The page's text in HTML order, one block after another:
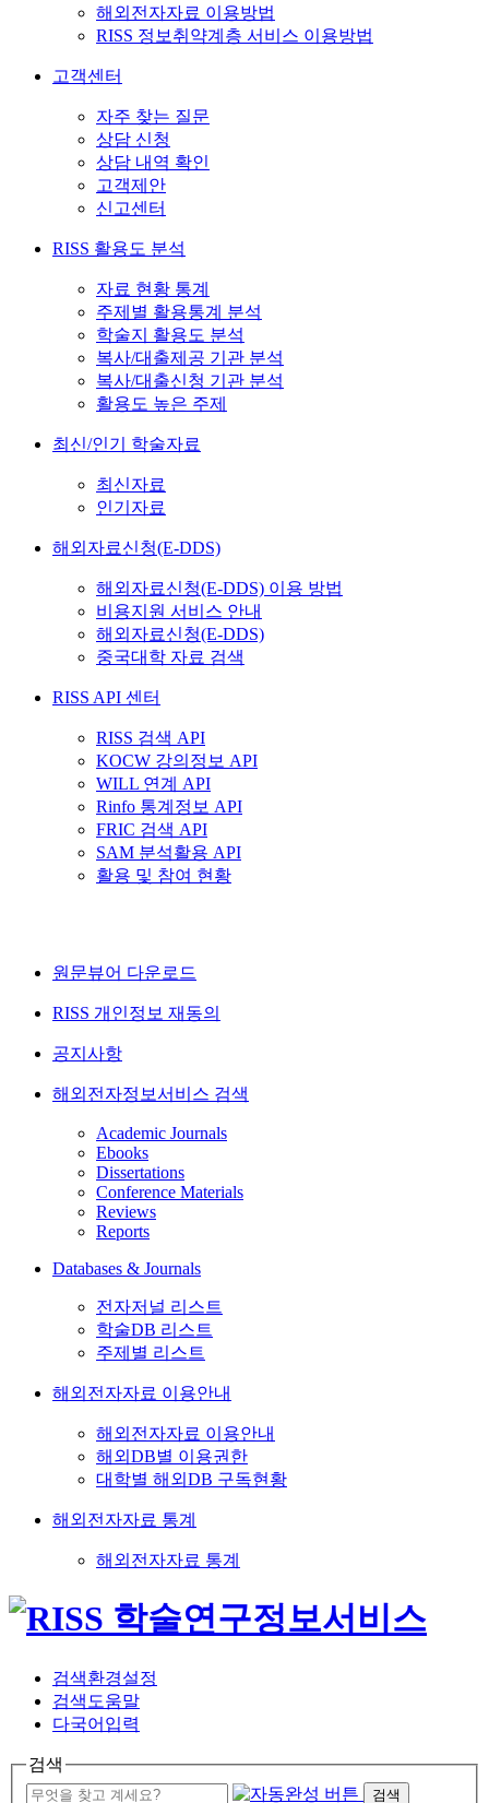
해외전자자료 이용방법
RISS 정보취약계층 서비스 이용방법
고객센터
자주 찾는 질문
상담 신청
상담 내역 확인
고객제안
신고센터
RISS 활용도 분석
자료 현황 통계
주제별 활용통계 분석
학술지 활용도 분석
복사/대출제공 기관 분석
복사/대출신청 기관 분석
활용도 높은 주제
최신/인기 학술자료
최신자료
인기자료
해외자료신청(E-DDS)
해외자료신청(E-DDS) 이용 방법
비용지원 서비스 안내
해외자료신청(E-DDS)
중국대학 자료 검색
RISS API 센터
RISS 검색 API
KOCW 강의정보 API
WILL 연계 API
Rinfo 통계정보 API
FRIC 검색 API
SAM 분석활용 API
활용 및 참여 현황
원문뷰어 다운로드
RISS 개인정보 재동의
공지사항
해외전자정보서비스 검색
Academic Journals
Ebooks
Dissertations
Conference Materials
Reviews
Reports
Databases & Journals
전자저널 리스트
학술DB 리스트
주제별 리스트
해외전자자료 이용안내
해외전자자료 이용안내
해외DB별 이용권한
대학별 해외DB 구독현황
해외전자자료 통계
해외전자자료 통계
검색환경설정
검색도움말
다국어입력
검색
검색